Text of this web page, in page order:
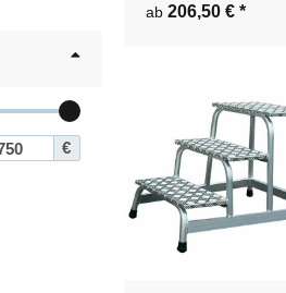
€
ab 206,50 € *